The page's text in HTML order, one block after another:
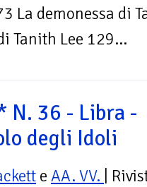
La demonessa di
Tanith Lee 129...
N. 36 - Libra -
degli Idoli
e AA. VV.
|